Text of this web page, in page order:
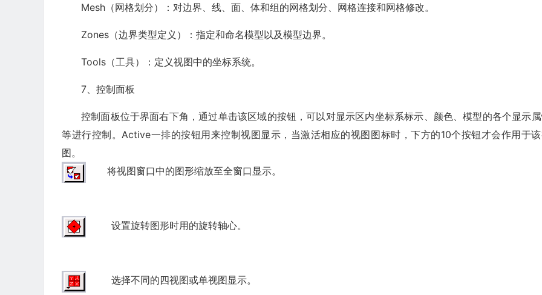
Mesh（网格划分）：对边界、线、面、体和组的网格划分、网格连接和网格修改。
Zones（边界类型定义）：指定和命名模型以及模型边界。
Tools（工具）：定义视图中的坐标系统。
7、控制面板
控制面板位于界面右下角，通过单击该区域的按钮，可以对显示区内坐标系标示、颜色、模型的各个显示
等进行控制。Active一排的按钮用来控制视图显示，当激活相应的视图图标时，下方的10个按钮才会作用于
图。
将视图窗口中的图形缩放至全窗口显示。
设置旋转图形时用的旋转轴心。
选择不同的四视图或单视图显示。